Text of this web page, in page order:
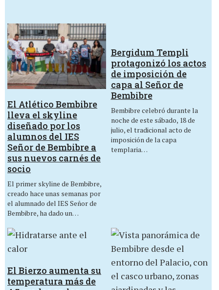
El Atlético Bembibre
lleva el skyline
diseñado por los
alumnos del IES
Señor de Bembibre a
sus nuevos carnés de
socio
El primer skyline de Bembibre,
creado hace unas semanas por
el alumnado del IES Señor de
Bembibre, ha dado un…
Bergidum Templi
protagonizó los actos
de imposición de
capa al Señor de
Bembibre
Bembibre celebró durante la
noche de este sábado, 18 de
julio, el tradicional acto de
imposición de la capa
templaria…
El Bierzo aumenta su
temperatura más de